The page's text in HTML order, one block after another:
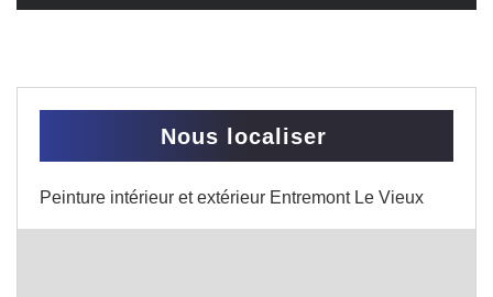
Nous localiser
Peinture intérieur et extérieur Entremont Le Vieux